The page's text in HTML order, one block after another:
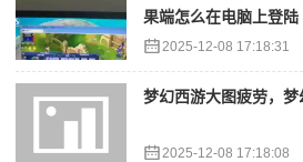
果端怎么在电脑上登陆
2025-12-08 17:18:31
梦幻西游大图疲劳，
2025-12-08 17:18:08